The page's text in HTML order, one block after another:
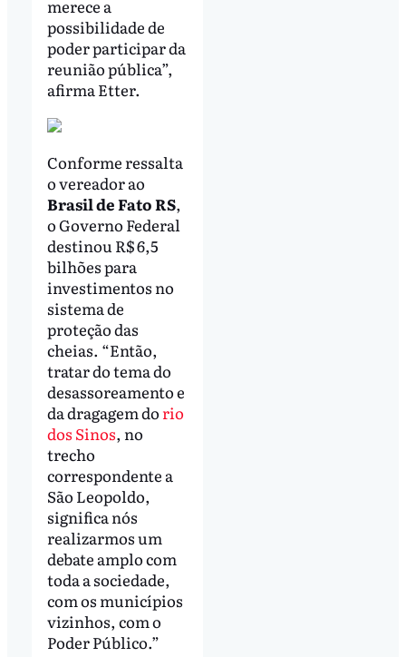
merece a
possibilidade de
poder participar da
reunião pública”,
afirma Etter.
Conforme ressalta
o vereador ao
Brasil de Fato RS,
o Governo Federal
destinou R$ 6,5
bilhões para
investimentos no
sistema de
proteção das
cheias. “Então,
tratar do tema do
desassoreamento e
da dragagem do rio
dos Sinos, no
trecho
correspondente a
São Leopoldo,
significa nós
realizarmos um
debate amplo com
toda a sociedade,
com os municípios
vizinhos, com o
Poder Público.”